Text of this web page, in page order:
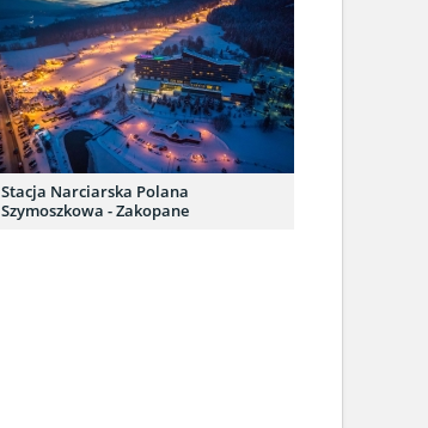
Stacja Narciarska Polana
Szymoszkowa - Zakopane